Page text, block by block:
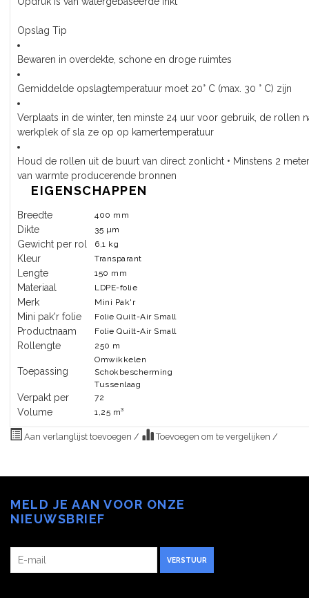
Opslag Tip
Bewaren in overdekte, schone en droge ruimtes
Gemiddelde opslagtemperatuur moet 20° C (max. 30 ° C) zijn
Verplaats in de winter, ten minste 24 uur voor gebruik, de rollen
werkplek of sla ze op op kamertemperatuur
Houd de rollen uit de buurt van direct zonlicht • Minstens 2
van warmte producerende bronnen
EIGENSCHAPPEN
Breedte 400 mm
Dikte 35 µm
Gewicht per rol 6,1 kg
Kleur Transparant
Lengte 150 mm
Materiaal LDPE-folie
Merk Mini Pak'r
Mini pak'r folie Folie Quilt-Air Small
Productnaam Folie Quilt-Air Small
Rollengte 250 m
Toepassing
Omwikkelen
Schokbescherming
Tussenlaag
Verpakt per 72
Volume 1,25 m³
Aan verlanglijst toevoegen / Toevoegen om te vergelijken /
MELD JE AAN VOOR ONZE
NIEUWSBRIEF
VERSTUUR